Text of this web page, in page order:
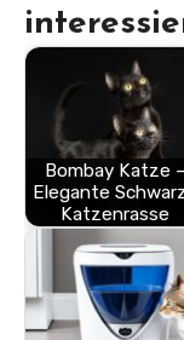
Bombay Katze –
Elegante
Katzenrasse